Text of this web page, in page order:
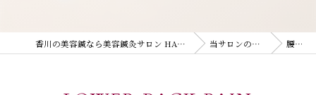
香川の美容鍼なら美容鍼灸サロン HALiNO 当サロンの特徴 腰痛